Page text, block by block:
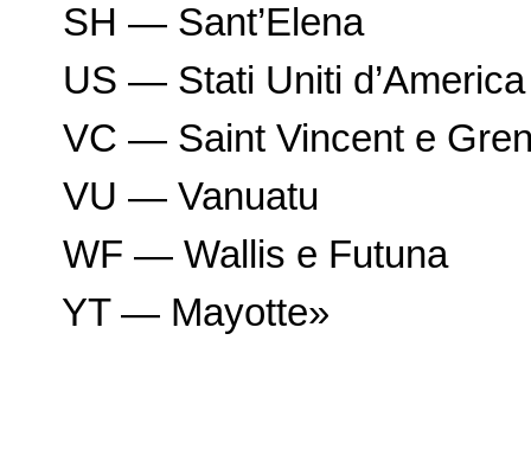
SH — Sant’Elena
US — Stati Uniti d’America
VC — Saint Vincent e
VU — Vanuatu
WF — Wallis e Futuna
YT — Mayotte»